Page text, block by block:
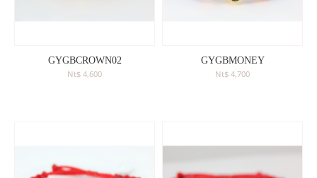
GYGBCROWN02
Nt$ 4,600
GYGBMONEY
Nt$ 4,700